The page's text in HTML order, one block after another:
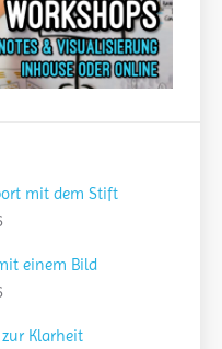
mit dem Stift
einem Bild
Klarheit